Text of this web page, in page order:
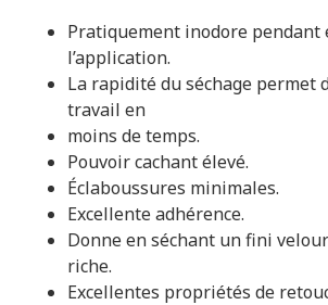
Pratiquement inodore pendant
l’application.
La rapidité du séchage permet
travail en
moins de temps.
Pouvoir cachant élevé.
Éclaboussures minimales.
Excellente adhérence.
Donne en séchant un fini
riche.
Excellentes propriétés de